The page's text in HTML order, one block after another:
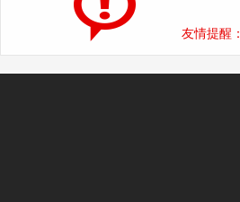
友情提醒：